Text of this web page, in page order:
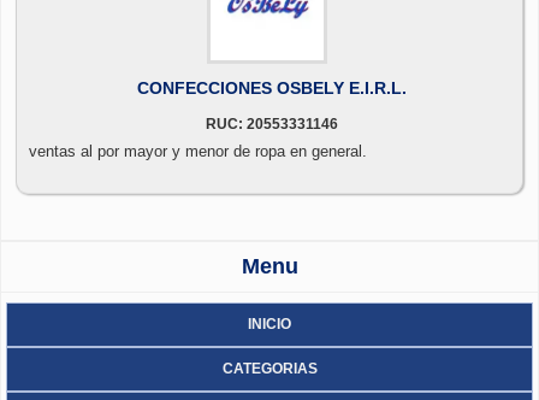
CONFECCIONES OSBELY E.I.R.L.
RUC: 20553331146
ventas al por mayor y menor de ropa en general.
Menu
INICIO
CATEGORIAS